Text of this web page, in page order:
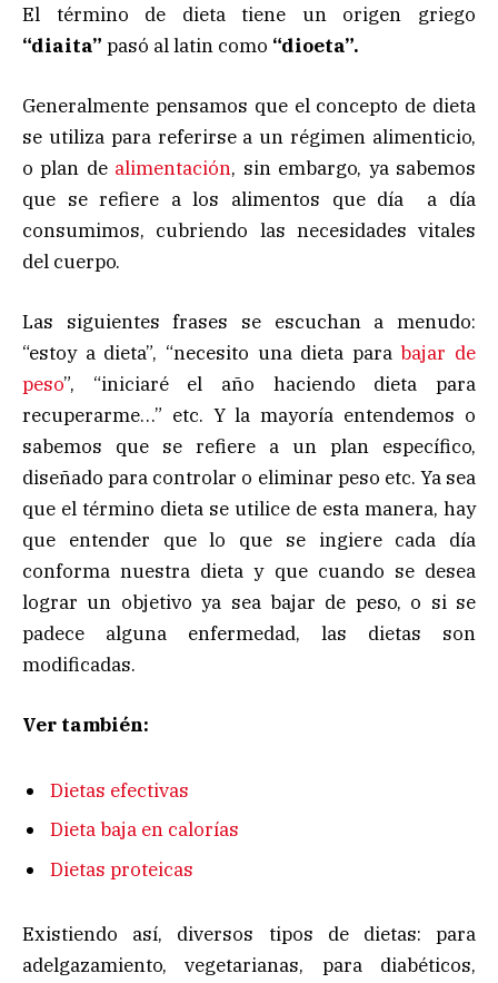
El término de dieta tiene un origen griego
“diaita” pasó al latin como “dioeta”.
Generalmente pensamos que el concepto de dieta
se utiliza para referirse a un régimen alimenticio,
o plan de alimentación, sin embargo, ya sabemos
que se refiere a los alimentos que día a día
consumimos, cubriendo las necesidades vitales
del cuerpo.
Las siguientes frases se escuchan a menudo:
“estoy a dieta”, “necesito una dieta parabajar de
peso”, “iniciaré el año haciendo dieta para
recuperarme…” etc. Y la mayoría entendemos o
sabemos que se refiere a un plan específico,
diseñado para controlar o eliminar peso etc. Ya sea
que el término dieta se utilice de esta manera, hay
que entender que lo que se ingiere cada día
conforma nuestra dieta y que cuando se desea
lograr un objetivo ya sea bajar de peso, o si se
padece alguna enfermedad, las dietas son
modificadas.
Ver también:
Dietas efectivas
Dieta baja en calorías
Dietas proteicas
Existiendo así, diversos tipos de dietas: para
adelgazamiento, vegetarianas, para diabéticos,